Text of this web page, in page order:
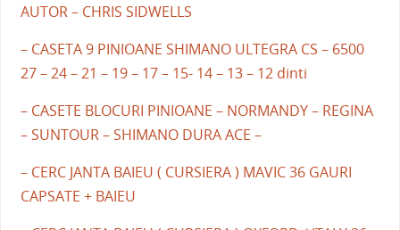
AUTOR – CHRIS SIDWELLS
– CASETA 9 PINIOANE SHIMANO ULTEGRA CS – 6500
27 – 24 – 21 – 19 – 17 – 15- 14 – 13 – 12 dinti
– CASETE BLOCURI PINIOANE – NORMANDY – REGINA
– SUNTOUR – SHIMANO DURA ACE –
– CERC JANTA BAIEU ( CURSIERA ) MAVIC 36 GAURI
CAPSATE + BAIEU